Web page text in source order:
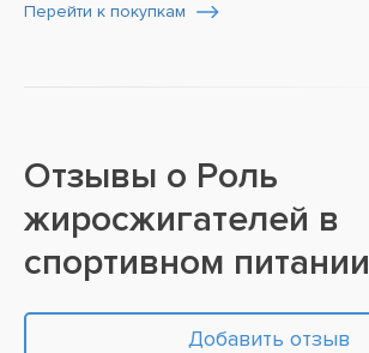
Перейти к покупкам
Отзывы о Роль
жиросжигателей в
спортивном питании
Добавить отзыв